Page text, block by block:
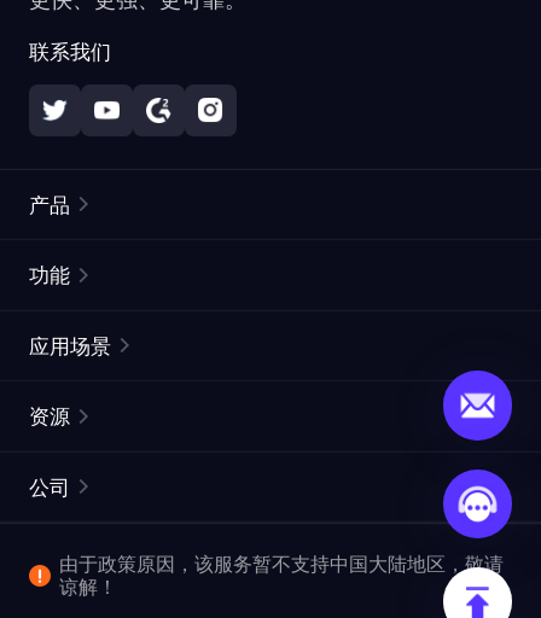
联系我们
产品
静态住宅代理
网页抓取 API
视频下载 API
功能
ISP代理
ProxySite
应用场景
市场研究
爬行和索引
资源
常见问题解答
位置
公司
企业服务
由于政策原因，该服务暂不支持中国大陆地区，敬请
谅解！